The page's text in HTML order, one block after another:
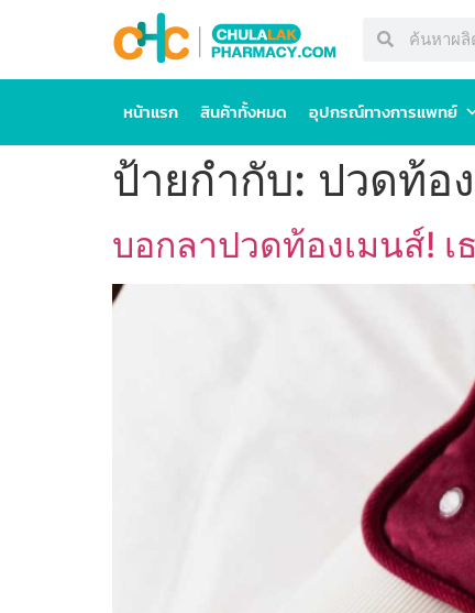
หน้าแรก สินค้าทั้งหมด อุปกรณ์ทางการแพทย์
ป้ายกำกับ: ปวดท้อ
บอกลาปวดท้องเมนส์!